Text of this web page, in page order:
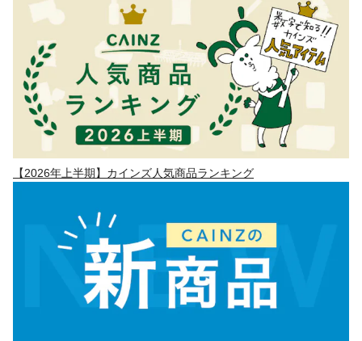
【2026年上半期】カインズ人気商品ランキング